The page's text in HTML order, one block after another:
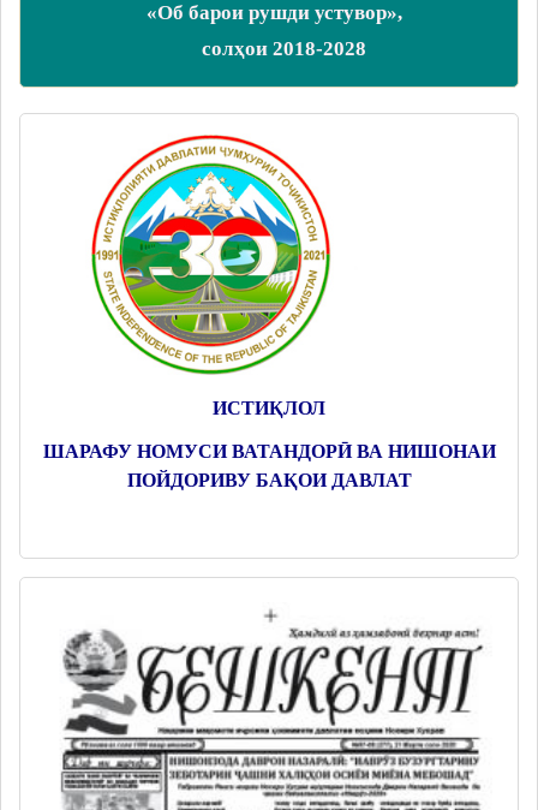
«Об барои рушди устувор»,
солҳои 2018-2028
ИСТИҚЛОЛ
ШАРАФУ НОМУСИ ВАТАНДОРӢ ВА НИШОНАИ
ПОЙДОРИВУ БАҚОИ ДАВЛАТ